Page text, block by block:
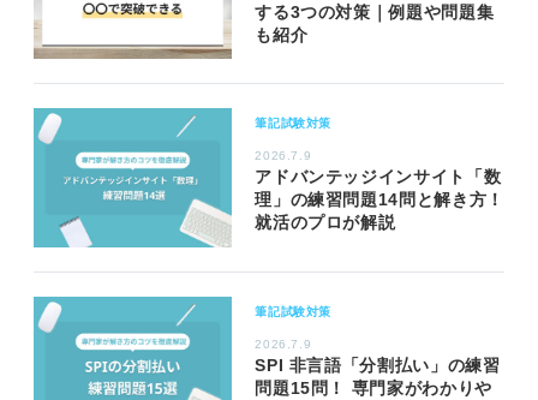
する3つの対策｜例題や問題集
も紹介
筆記試験対策
2026.7.9
アドバンテッジインサイト「数
理」の練習問題14問と解き方！
就活のプロが解説
筆記試験対策
2026.7.9
SPI 非言語「分割払い」の練習
問題15問！ 専門家がわかりや